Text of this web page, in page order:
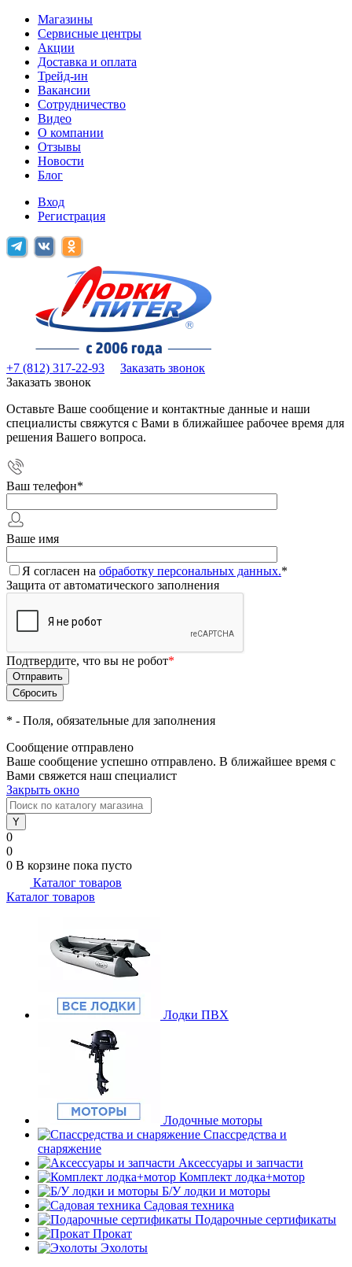
Магазины
Сервисные центры
Акции
Доставка и оплата
Трейд-ин
Вакансии
Сотрудничество
Видео
О компании
Отзывы
Новости
Блог
Вход
Регистрация
+7 (812) 317-22-93
Заказать звонок
Заказать звонок
Оставьте Ваше сообщение и контактные данные и наши
специалисты свяжутся с Вами в ближайшее рабочее время для
решения Вашего вопроса.
Ваш телефон*
Ваше имя
Я согласен на обработку персональных данных.*
Защита от автоматического заполнения
Подтвердите, что вы не робот*
* - Поля, обязательные для заполнения
Сообщение отправлено
Ваше сообщение успешно отправлено. В ближайшее время с
Вами свяжется наш специалист
Закрыть окно
0
0
0 В корзине пока пусто
Каталог товаров
Каталог товаров
Лодки ПВХ
Лодочные моторы
Спассредства и
снаряжение
Аксессуары и запчасти
Комплект лодка+мотор
Б/У лодки и моторы
Садовая техника
Подарочные сертификаты
Прокат
Эхолоты